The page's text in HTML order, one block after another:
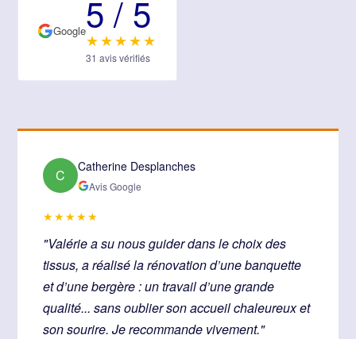
Google5 / 5
★★★★★
31 avis vérifiés
C Catherine Desplanches
Avis Google
★★★★★
"Valérie a su nous guider dans le choix des
tissus, a réalisé la rénovation d’une banquette
et d’une bergère : un travail d’une grande
qualité... sans oublier son accueil chaleureux et
son sourire. Je recommande vivement."